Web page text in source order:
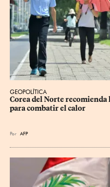
GEOPOLÍTICA
Corea del Norte recomienda
para combatir el calor
Por AFP